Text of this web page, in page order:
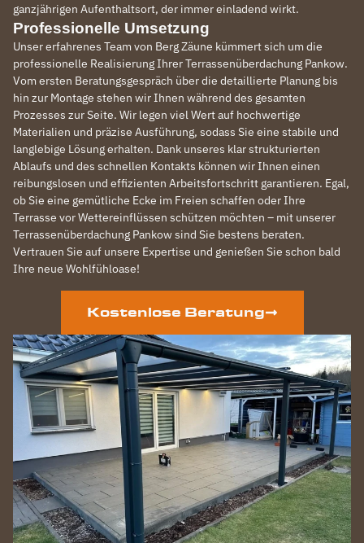
ganzjährigen Aufenthaltsort, der immer einladend wirkt.
Professionelle Umsetzung
Unser erfahrenes Team von Berg Zäune kümmert sich um die
professionelle Realisierung Ihrer Terrassenüberdachung Pankow.
Vom ersten Beratungsgespräch über die detaillierte Planung bis
hin zur Montage stehen wir Ihnen während des gesamten
Prozesses zur Seite. Wir legen viel Wert auf hochwertige
Materialien und präzise Ausführung, sodass Sie eine stabile und
langlebige Lösung erhalten. Dank unseres klar strukturierten
Ablaufs und des schnellen Kontakts können wir Ihnen einen
reibungslosen und effizienten Arbeitsfortschritt garantieren. Egal,
ob Sie eine gemütliche Ecke im Freien schaffen oder Ihre
Terrasse vor Wettereinflüssen schützen möchten – mit unserer
Terrassenüberdachung Pankow sind Sie bestens beraten.
Vertrauen Sie auf unsere Expertise und genießen Sie schon bald
Ihre neue Wohlfühloase!
Kostenlose Beratung